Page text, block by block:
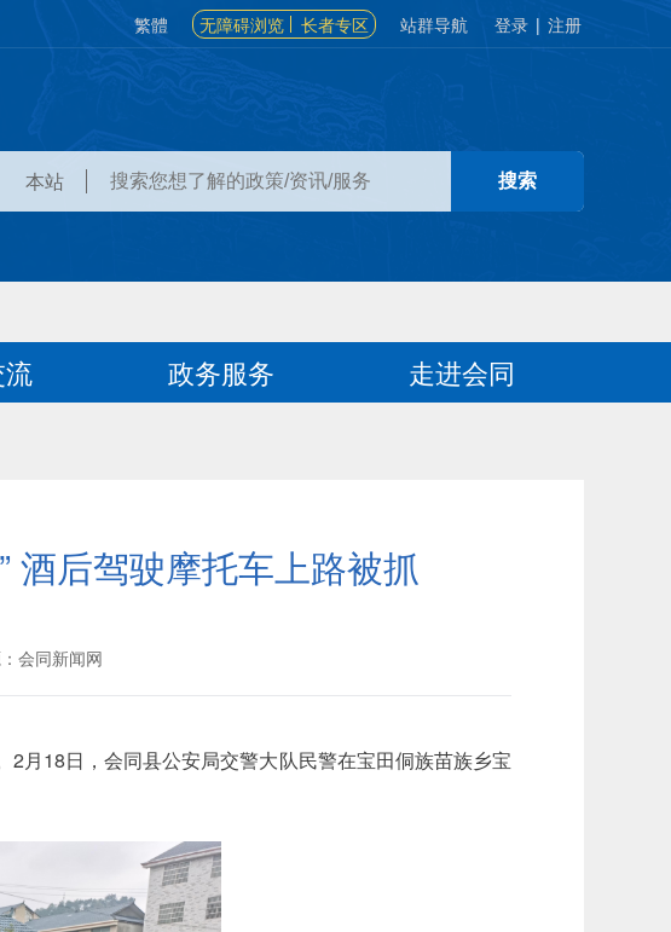
繁體 无障碍浏览 长者专区 站群导航 登录 | 注册
本站
政务服务 走进会同
酒后驾驶摩托车上路被抓
会同新闻网
月18日，会同县公安局交警大队民警在宝田侗族苗族乡宝